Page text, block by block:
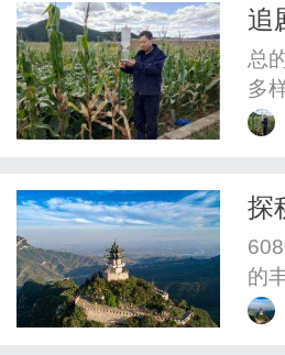
多
追
总
多
繁
探
的
类